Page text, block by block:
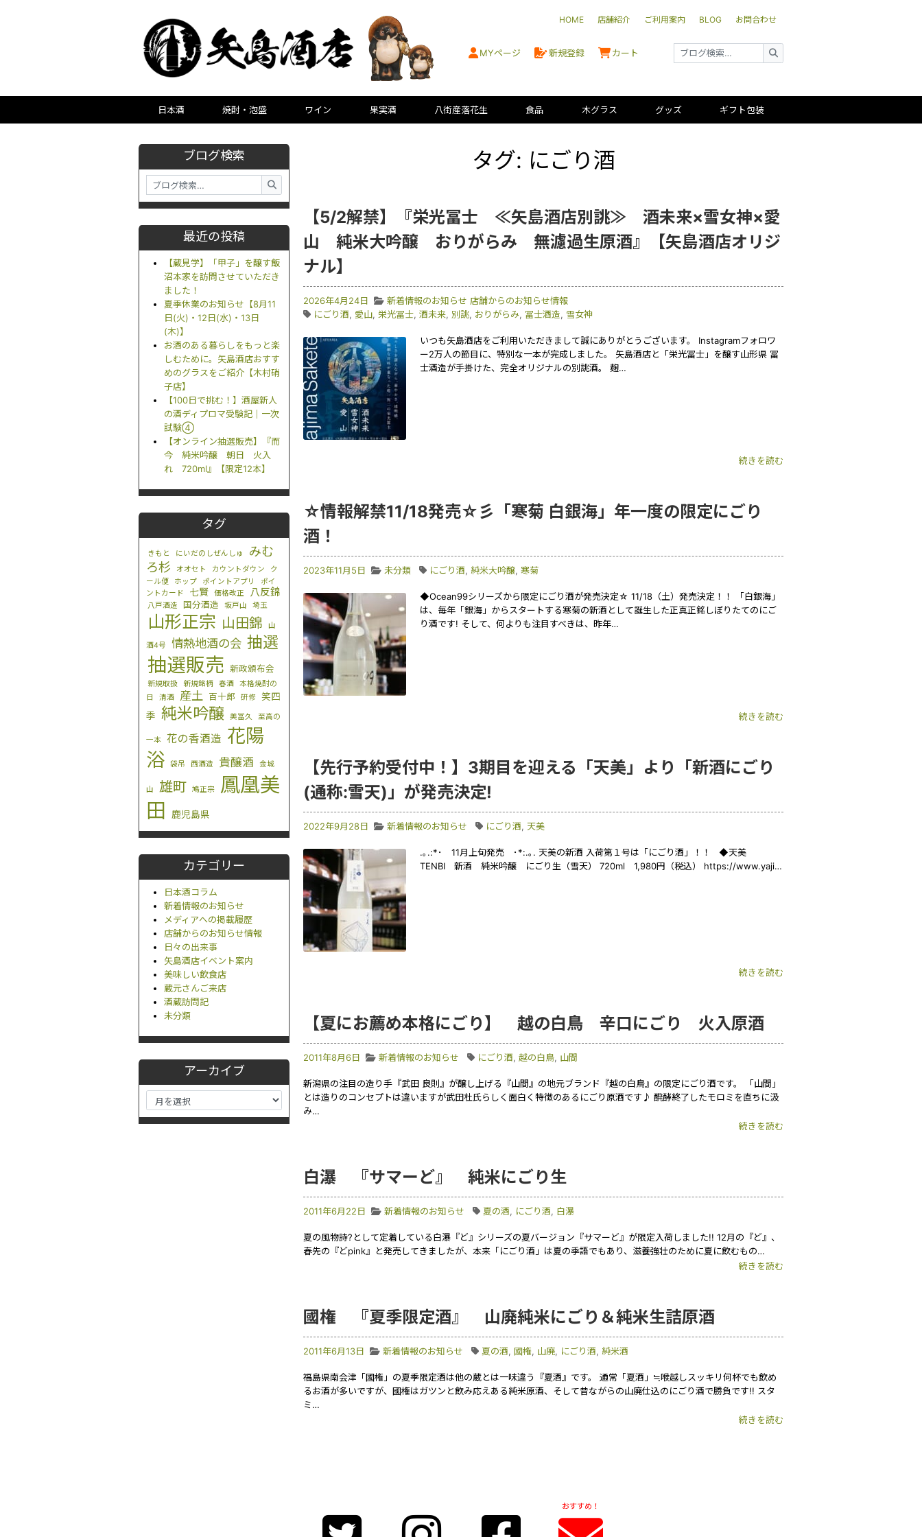
HOME 店舗紹介 ご利用案内 BLOG お問合わせ
MYページ 新規登録 カート
日本酒 焼酎・泡盛 ワイン 果実酒 八街産落花生 食品 木グラス グッズ ギフト包装
ブログ検索
最近の投稿
【蔵見学】「甲子」を醸す飯
沼本家を訪問させていただき
ました！
夏季休業のお知らせ【8月11
日(火)・12日(水)・13日
(木)】
お酒のある暮らしをもっと楽
しむために。矢島酒店おすす
めのグラスをご紹介【木村硝
子店】
【100日で挑む！】酒屋新人
の酒ディプロマ受験記｜一次
試験④
【オンライン抽選販売】『而
今 純米吟醸 朝日 火入
れ 720ml』【限定12本】
タグ
きもと にいだのしぜんしゅ
みむ
ろ杉
オオセト カウントダウン
ク
ール便
ホップ ポイントアプリ
ポイ
ントカード
七賢 価格改正 八反錦
八戸酒造 国分酒造 坂戸山 埼玉
山形正宗 山田錦 山
酒4号 情熱地酒の会 抽選
抽選販売 新政頒布会
新規取扱 新規銘柄 春酒
本格焼酎の
日
清酒 産土 百十郎 研修
笑四
季 純米吟醸 美冨久 至高の
一本 花の香酒造 花陽
浴
袋吊 西酒造 貴醸酒 金城
山 雄町 鳩正宗
鳳凰美
田
鹿児島県
カテゴリー
日本酒コラム
新着情報のお知らせ
メディアへの掲載履歴
店舗からのお知らせ情報
日々の出来事
矢島酒店イベント案内
美味しい飲食店
蔵元さんご来店
酒蔵訪問記
未分類
アーカイブ
タグ: にごり酒
【5/2解禁】『栄光冨士 ≪矢島酒店別誂≫ 酒未来×雪女神×愛
山 純米大吟醸 おりがらみ 無濾過生原酒』【矢島酒店オリジ
ナル】
2026年4月24日 新着情報のお知らせ 店舗からのお知らせ情報
にごり酒, 愛山, 栄光冨士, 酒未来, 別誂, おりがらみ, 冨士酒造, 雪女神
いつも矢島酒店をご利用いただきまして誠にありがとうございます。 Instagramフォロワ
ー2万人の節目に、特別な一本が完成しました。 矢島酒店と「栄光冨士」を醸す山形県 冨
士酒造が手掛けた、完全オリジナルの別誂酒。 麹…
続きを読む
☆情報解禁11/18発売☆彡「寒菊 白銀海」年一度の限定にごり
酒！
2023年11月5日 未分類 にごり酒, 純米大吟醸, 寒菊
◆Ocean99シリーズから限定にごり酒が発売決定☆ 11/18（土）発売決定！！ 「白銀海」
は、毎年「銀海」からスタートする寒菊の新酒として誕生した正真正銘しぼりたてのにご
り酒です! そして、何よりも注目すべきは、昨年…
続きを読む
【先行予約受付中！】3期目を迎える「天美」より「新酒にごり
(通称:雪天)」が発売決定!
2022年9月28日 新着情報のお知らせ にごり酒, 天美
.｡.:*･ 11月上旬発売 ･*:.｡. 天美の新酒 入荷第１号は「にごり酒」！！ ◆天美
TENBI 新酒 純米吟醸 にごり生（雪天） 720ml 1,980円（税込） https://www.yaji…
続きを読む
【夏にお薦め本格にごり】 越の白鳥 辛口にごり 火入原酒
2011年8月6日 新着情報のお知らせ にごり酒, 越の白鳥, 山間
新潟県の注目の造り手『武田 良則』が醸し上げる『山間』の地元ブランド『越の白鳥』の限定にごり酒です。 「山間」
とは造りのコンセプトは違いますが武田杜氏らしく面白く特徴のあるにごり原酒です♪ 醗酵終了したモロミを直ちに汲
み…
続きを読む
白瀑 『サマーど』 純米にごり生
2011年6月22日 新着情報のお知らせ 夏の酒, にごり酒, 白瀑
夏の風物詩?として定着している白瀑『ど』シリーズの夏バージョン『サマーど』が限定入荷しました!! 12月の『ど』、
春先の『どpink』と発売してきましたが、本来「にごり酒」は夏の季語でもあり、滋養強壮のために夏に飲むもの…
続きを読む
國権 『夏季限定酒』 山廃純米にごり＆純米生詰原酒
2011年6月13日 新着情報のお知らせ 夏の酒, 國権, 山廃, にごり酒, 純米酒
福島県南会津「國権」の夏季限定酒は他の蔵とは一味違う『夏酒』です。 通常「夏酒」≒喉越しスッキリ何杯でも飲め
るお酒が多いですが、國権はガツンと飲み応えある純米原酒、そして昔ながらの山廃仕込のにごり酒で勝負です!! スタ
ミ…
続きを読む
おすすめ！